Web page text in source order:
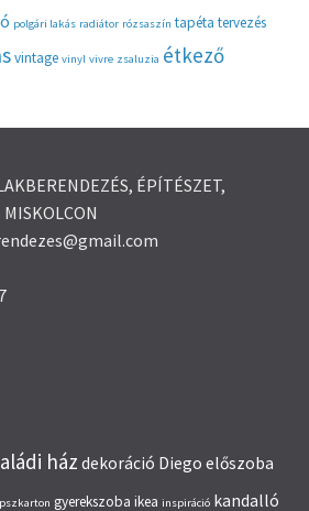
polgári lakás radiátor rózsaszín tapéta tervezés
vintage vinyl vivre zsaluzia étkező
ÉPÍTÉSZET,
MISKOLCON
ház dekoráció Diego előszoba
gyerekszoba ikea inspiráció kandalló